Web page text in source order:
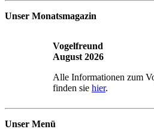
Unser Monatsmagazin
Vogelfreund
August 2026
Alle Informationen zum
finden sie hier.
Unser Menü